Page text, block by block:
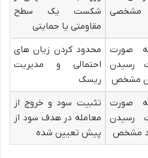
مشخصی
شکست یک سطح
مقاومتی یا حمایتی
صورت
رسیدن
مشخص
محدود کردن زیان های
احتمالی و مدیریت
ریسک
صورت
رسیدن
مشخص
تثبیت سود و خروج از
معامله در هدف سود از
پیش تعیین شده